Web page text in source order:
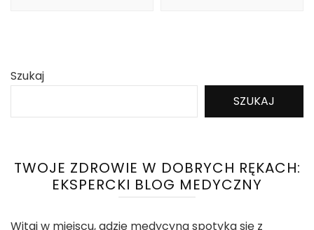
Szukaj
SZUKAJ
TWOJE ZDROWIE W DOBRYCH RĘKACH:
EKSPERCKI BLOG MEDYCZNY
Witaj w miejscu, gdzie medycyna spotyka się z